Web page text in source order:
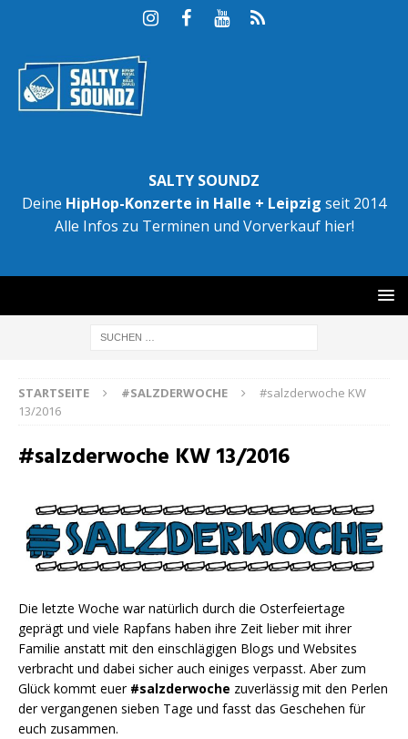
SALTY SOUNDZ
Deine HipHop-Konzerte in Halle + Leipzig seit 2014
Alle Infos zu Terminen und Vorverkauf hier!
STARTSEITE #SALZDERWOCHE
#salzderwoche KW
13/2016
#salzderwoche KW 13/2016
Die letzte Woche war natürlich durch die Osterfeiertage
geprägt und viele Rapfans haben ihre Zeit lieber mit ihrer
Familie anstatt mit den einschlägigen Blogs und Websites
verbracht und dabei sicher auch einiges verpasst. Aber zum
Glück kommt euer #salzderwoche zuverlässig mit den Perlen
der vergangenen sieben Tage und fasst das Geschehen für
euch zusammen.